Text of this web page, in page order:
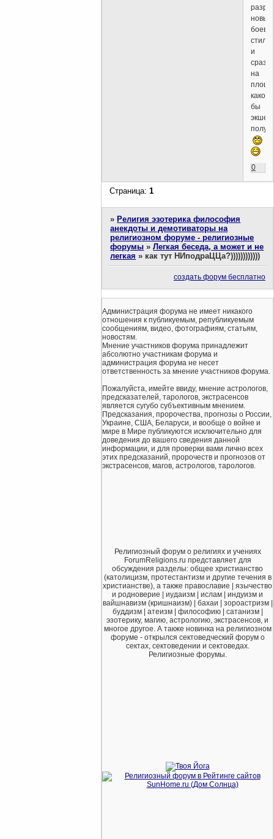
новые
стили
и
на
какой
бы
экшен
0
Страница:1
»Религия эзотерика философия
анекдоты и демотиваторы на
религиозном форуме - религиозные
форумы »Легкая беседа, а может и не
легкая » как тут НИподраЦЦа?))))))))))))
создать форум бесплатно
Администрация форума не имеет никакого
отношения к публикуемым, републикуемым
сообщениям, видео, фотографиям, статьям,
новостям.
Мнение участников форума принадлежит
абсолютно участникам форума и
администрация форума не несет
ответственность за мнение участников форума.
Пожалуйста, имейте ввиду, мнение астрологов,
предсказателей, тарологов, экстрасенсов
является сугубо субъективным мнением.
Предсказания, пророчества, прогнозы о России,
Украине, США, Беларуси, и вообще о войне и
мире в Мире публикуются исключительно для
доведения до вашего сведения данной
информации, и для проверки вами лично всех
этих предсказаний, пророчеств и прогнозов от
экстрасенсов, магов, астрологов, тарологов.
Религиозный форум о религиях и учениях
ForumReligions.ru представляет для
обсуждения разделы: общее христианство
(католицизм, протестантизм и другие течения в
христианстве), а также православие | язычество
и родноверие | иудаизм | ислам | индуизм и
вайшнавизм (кришнаизм) | бахаи | зороастризм |
буддизм | атеизм | философию | сатанизм |
эзотерику, магию, астрологию, экстрасенсов, и
многое другое. А также новинка на религиозном
форуме - открылся сектоведческий форум о
сектах, сектоведении и сектоведах.
Религиозные форумы.